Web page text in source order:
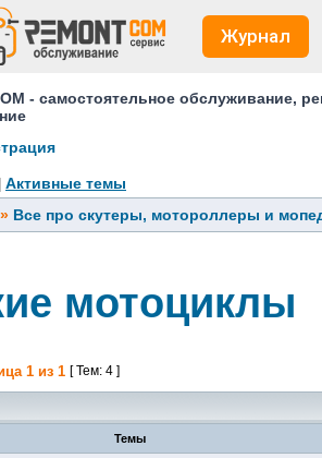
Журнал
- самостоятельное
Активные темы
» Все про скутеры, мотороллеры и
мотоциклы
1 из 1 [ Тем: 4 ]
Темы